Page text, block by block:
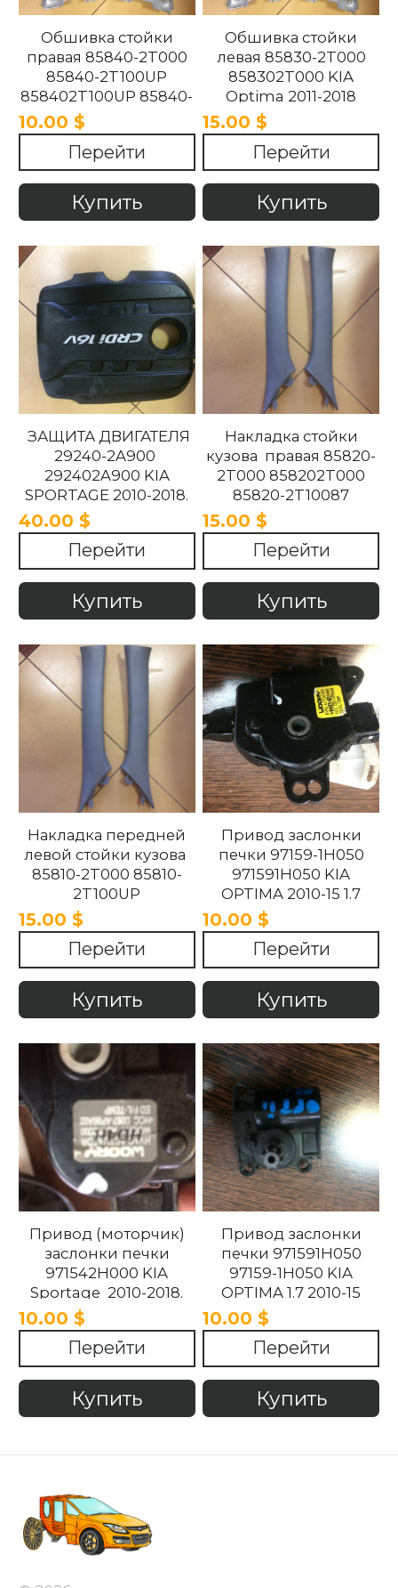
Обшивка стойки
правая 85840-2T000
85840-2T100UP
858402T100UP 85840-
2T100UP KIA Optima
2011-2018
10.00 $
Перейти
Купить
Обшивка стойки
левая 85830-2T000
858302T000 KIA
Optima 2011-2018
15.00 $
Перейти
Купить
ЗАЩИТА ДВИГАТЕЛЯ
29240-2A900
292402A900 KIA
SPORTAGE 2010-2018.
40.00 $
Перейти
Купить
Накладка стойки
кузова правая 85820-
2T000 858202T000
85820-2T10087
858202T10087 85820-
2T100UP
858202T100UP Kia
Optima 2010 -2015
15.00 $
Перейти
Купить
Накладка передней
левой стойки кузова
85810-2T000 85810-
2T100UP
858102T100UP
858102T000 Kia
Optima 2010 -2015.
15.00 $
Перейти
Купить
Привод заслонки
печки 97159-1H050
971591H050 KIA
OPTIMA 2010-15 1.7
10.00 $
Перейти
Купить
Привод (моторчик)
заслонки печки
971542H000 KIA
Sportage 2010-2018.
10.00 $
Перейти
Купить
Привод заслонки
печки 971591H050
97159-1H050 KIA
OPTIMA 1.7 2010-15
10.00 $
Перейти
Купить